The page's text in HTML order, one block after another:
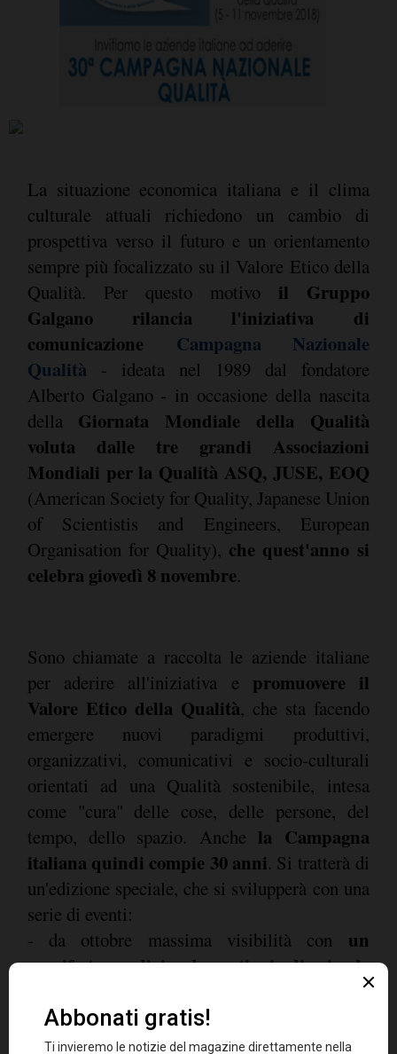
La situazione economica italiana e il clima
culturale attuali richiedono un cambio di
prospettiva verso il futuro e un orientamento
sempre più focalizzato su il Valore Etico della
Qualità. Per questo motivo il Gruppo
Galgano rilancia l'iniziativa di
comunicazione Campagna Nazionale
Qualità - ideata nel 1989 dal fondatore
Alberto Galgano - in occasione della nascita
della Giornata Mondiale della Qualità
voluta dalle tre grandi Associazioni
Mondiali per la Qualità ASQ, JUSE, EOQ
(American Society for Quality, Japanese Union
of Scientistis and Engineers, European
Organisation for Quality), che quest'anno si
celebra giovedì 8 novembre.
Sono chiamate a raccolta le aziende italiane
per aderire all'iniziativa e promuovere il
Valore Etico della Qualità, che sta facendo
emergere nuovi paradigmi produttivi,
organizzativi, comunicativi e socio-culturali
orientati ad una Qualità sostenibile, intesa
come "cura" delle cose, delle persone, del
tempo, dello spazio. Anche la Campagna
italiana quindi compie 30 anni. Si tratterà di
un'edizione speciale, che si svilupperà con una
serie di eventi:
- da ottobre massima visibilità con un
manifesto condiviso da centinaia di aziende
, che sarà pubblicato su quotidiani e
riviste ed esposto in maxi affissioni;
- costante visibilità nel circuito (web site e